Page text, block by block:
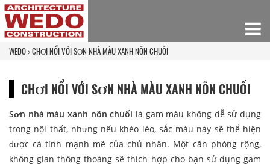
WEDO CHƠI NỔI VỚI SƠN NHÀ MÀU XANH NÕN CHUỐI
CHƠI NỔI VỚI SƠN NHÀ MÀU XANH NÕN CHUỐI
Sơn nhà màu xanh nõn chuối là gam màu không dễ sử dụng
trong nội thất, nhưng nếu khéo léo, sắc màu này sẽ thể hiện
được cá tính mạnh mẽ của chủ nhân. Một căn phòng rộng,
không gian thông thoáng sẽ thích hợp cho bạn sử dụng gam